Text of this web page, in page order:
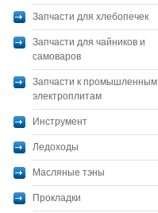
Запчасти для хлебопечек
Запчасти для чайников и
самоваров
Запчасти к промышленным
электроплитам
Инструмент
Ледоходы
Масляные тэны
Прокладки